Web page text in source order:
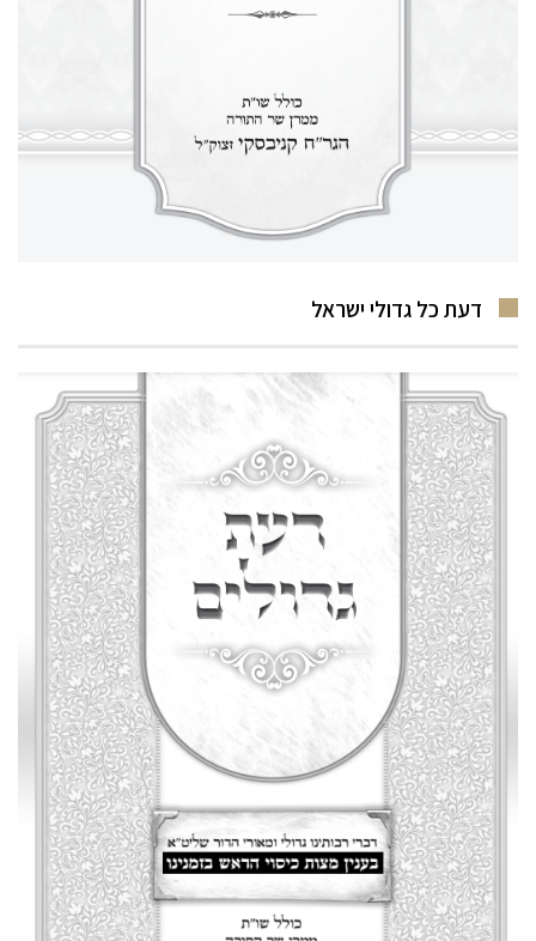
דעת כל גדולי ישראל